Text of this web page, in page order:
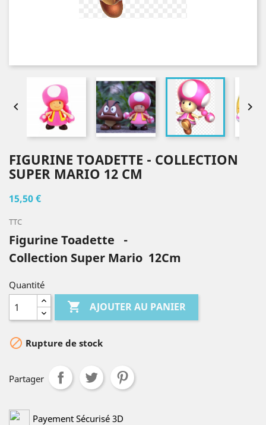
 
FIGURINE TOADETTE - COLLECTION
SUPER MARIO 12 CM
15,50 €
TTC
Figurine Toadette -
Collection Super Mario 12Cm
Quantité
 AJOUTER AU PANIER
 Rupture de stock
Partager
Payement Sécurisé 3D